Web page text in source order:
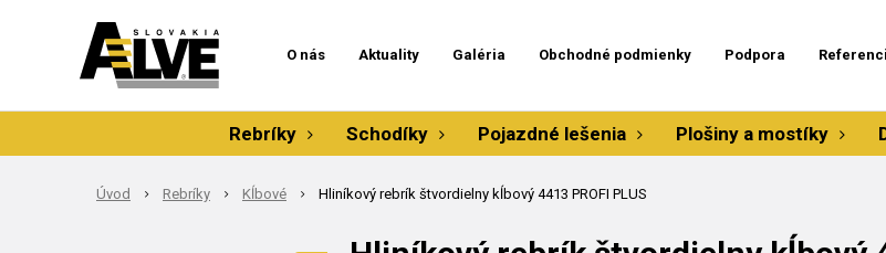
O nás Aktuality Galéria Obchodné podmienky Podpora
Rebríky Schodíky Pojazdné lešenia Plošiny a mostíky
Úvod Rebríky Kĺbové Hliníkový rebrík štvordielny kĺbový 4413 PROFI PLUS